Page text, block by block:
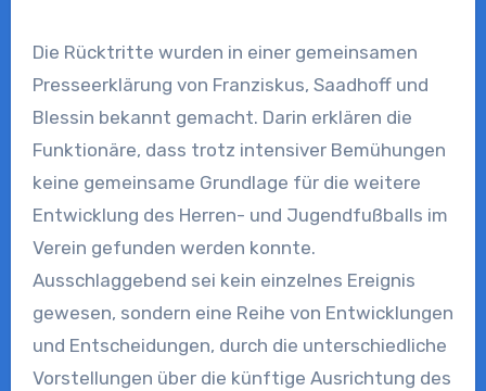
Die Rücktritte wurden in einer gemeinsamen
Presseerklärung von Franziskus, Saadhoff und
Blessin bekannt gemacht. Darin erklären die
Funktionäre, dass trotz intensiver Bemühungen
keine gemeinsame Grundlage für die weitere
Entwicklung des Herren- und Jugendfußballs im
Verein gefunden werden konnte.
Ausschlaggebend sei kein einzelnes Ereignis
gewesen, sondern eine Reihe von Entwicklungen
und Entscheidungen, durch die unterschiedliche
Vorstellungen über die künftige Ausrichtung des